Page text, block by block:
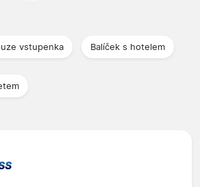
vstupenka Balíček s hotelem